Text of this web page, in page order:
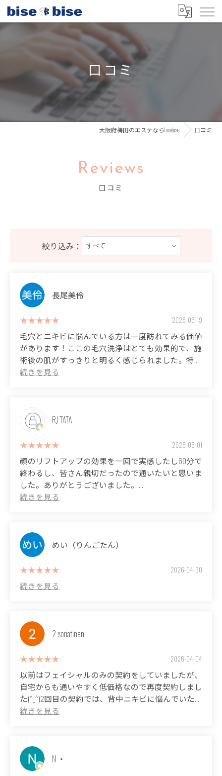
口コミ
大阪府梅田のエステならbisebise 口コミ
Reviews
口コミ
絞り込み：
長尾美伶
2026-06-19
毛穴とニキビに悩んでいる方は一度訪れてみる価値
があります！ここの毛穴洗浄はとても効果的で、施
術後の肌がすっきりと明るく感じられました。特に
ニキビ跡にも対応してくれるので、長年悩んでいた
なっていくのを実感できるのが魅力的です。これか
らも通いたいと思えるサロンです。
(Translated by Google)
If you're struggling with pores and acne, this salon is definitely
worth a visit! Their pore cleansing treatment is very effective, and
my skin felt refreshed and brighter afterward. They also treat acne
scars, so I'm happy to see my long-standing skin problems
gradually improving. The relaxing atmosphere while you see your
RJ TATA
2026-05-01
顔のリフトアップの効果を一回で実感したし60分で
終わるし、皆さん親切だったので通いたいと思いま
した。ありがとうございました。
took 60 minutes. Everyone was so kind, so I'd like to continue
coming. Thank you!めい（りんごたん）
2026-04-30
2 sonatinen
2026-04-04
以前はフェイシャルのみの契約をしていましたが、
自宅からも通いやすく低価格なので再度契約しまし
た(^_^)2回目の契約では、背中ニキビに悩んでいた
のでハイドラ洗浄などをお願いしました！施術直後
かると思いますが、背中の方は継続効果が高いよう
に感じました(^O^)これからも通い続けたいと思いま
す♪
N ・